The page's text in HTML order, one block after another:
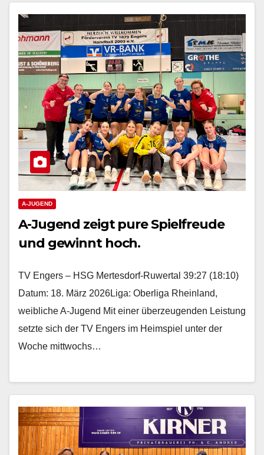
A-JUGEND
A-Jugend zeigt pure Spielfreude
und gewinnt hoch.
TV Engers – HSG Mertesdorf-Ruwertal 39:27 (18:10)
Datum: 18. März 2026Liga: Oberliga Rheinland,
weibliche A-Jugend Mit einer überzeugenden Leistung
setzte sich der TV Engers im Heimspiel unter der
Woche mittwochs…